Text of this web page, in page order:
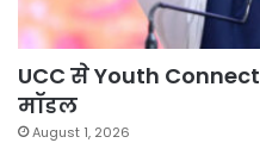
UCC से Youth
मॉडल
August 1, 2026